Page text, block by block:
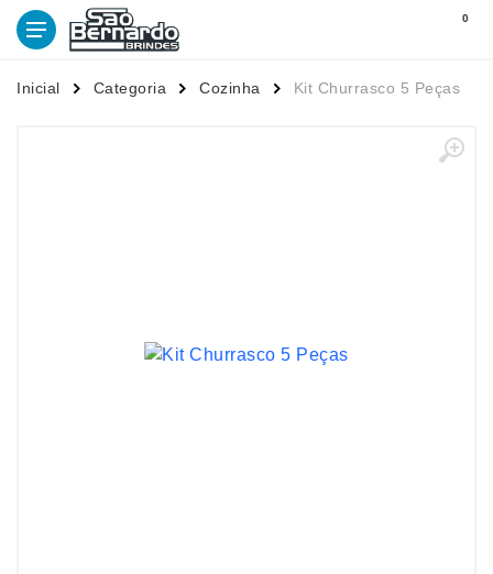
0
Inicial Categoria Cozinha Kit Churrasco 5 Peças